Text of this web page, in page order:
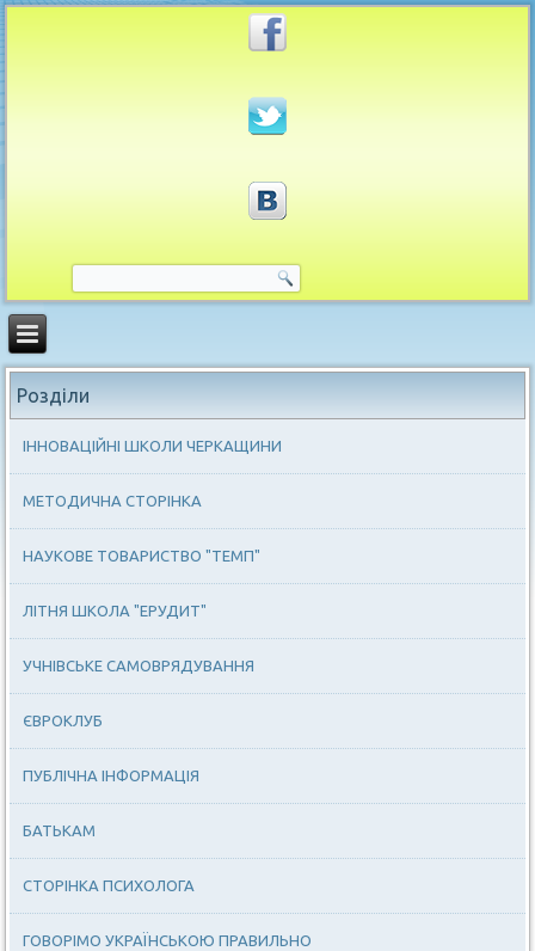
Розділи
ІННОВАЦІЙНІ ШКОЛИ ЧЕРКАЩИНИ
МЕТОДИЧНА СТОРІНКА
НАУКОВЕ ТОВАРИСТВО "ТЕМП"
ЛІТНЯ ШКОЛА "ЕРУДИТ"
УЧНІВСЬКЕ САМОВРЯДУВАННЯ
ЄВРОКЛУБ
ПУБЛІЧНА ІНФОРМАЦІЯ
БАТЬКАМ
СТОРІНКА ПСИХОЛОГА
ГОВОРІМО УКРАЇНСЬКОЮ ПРАВИЛЬНО